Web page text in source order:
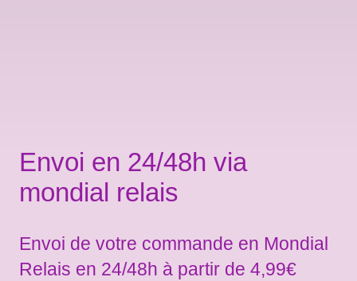
Envoi en 24/48h via
mondial relais
Envoi de votre commande en Mondial
Relais en 24/48h à partir de 4,99€